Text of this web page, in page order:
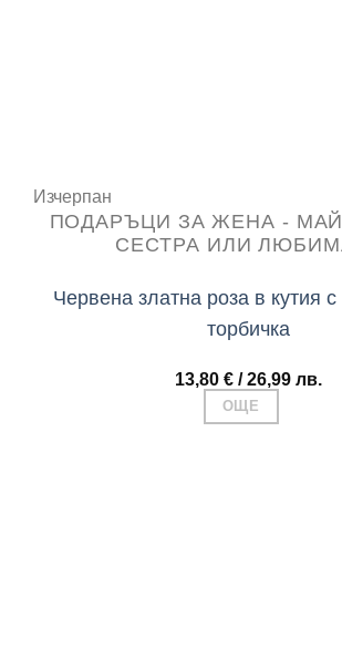
Изчерпан
ПОДАРЪЦИ ЗА ЖЕНА -
СЕСТРА ИЛИ
Червена златна роза в кутия
торбичка
13,80 €/ 26,99 лв.
ОЩЕ